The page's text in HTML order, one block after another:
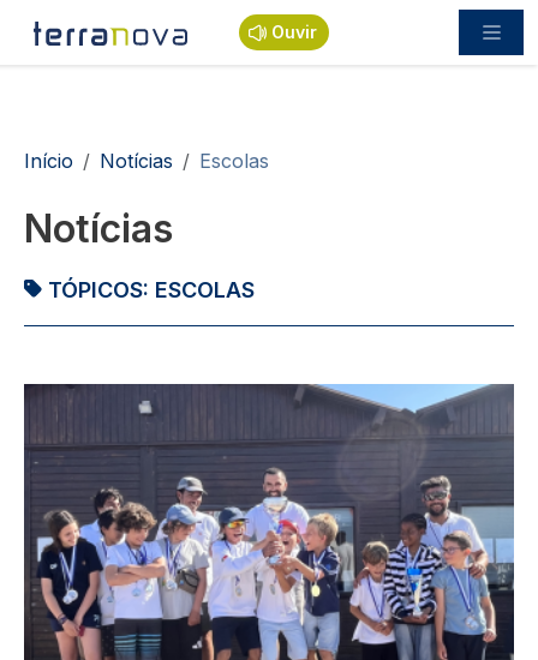
Passar para o conteúdo principal
Ouvir
Navegação estrutural
Início Notícias Escolas
Notícias
TÓPICOS: ESCOLAS
Imagem